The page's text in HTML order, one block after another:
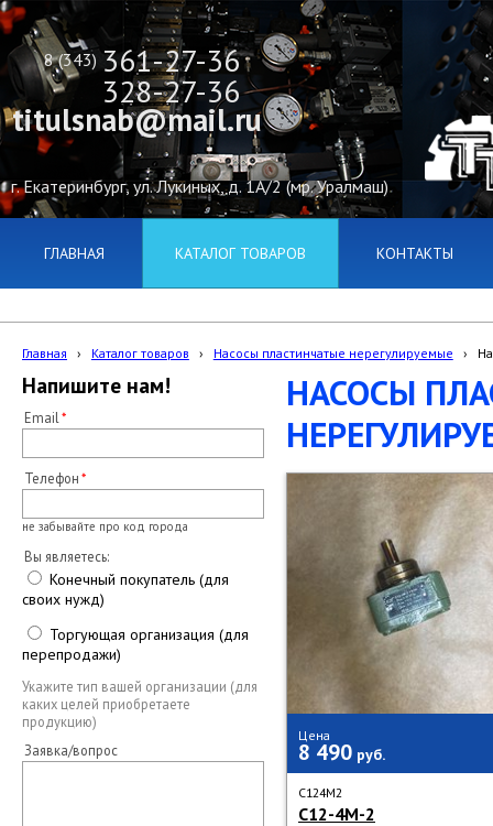
8 (343) 361-27-36
г. Екатеринбург, ул. Лукиных, д. 1А/2 (мр. Уралмаш)
328-27-36
titulsnab@mail.ru
ГЛАВНАЯ КАТАЛОГ ТОВАРОВ КОНТАКТЫ
Главная › Каталог товаров › Насосы пластинчатые нерегулируемые ›
Напишите нам!
Email
Телефон
не забывайте про код города
Вы являетесь:
Конечный покупатель (для
своих нужд)
Торгующая организация (для
перепродажи)
Укажите тип вашей организации (для
каких целей приобретаете
продукцию)
Заявка/вопрос
НАСОСЫ
Цена
8 490 руб.
C124M2
С12-4М-2